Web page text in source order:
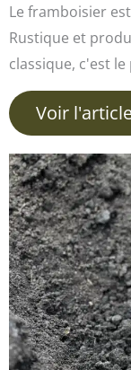
Le framboisier
Rustique et
classique, c'est
Voir